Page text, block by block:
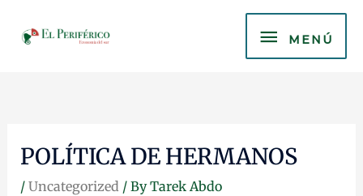
content
MENÚ
MENÚ
POLÍTICA DE HERMANOS
/ Uncategorized/ ByTarek Abdo